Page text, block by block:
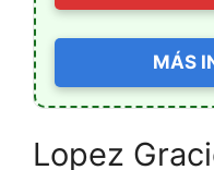
MÁS
Lopez